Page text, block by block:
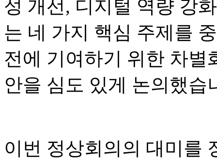
성 개선, 디지털 역량 강
는 네 가지 핵심 주제를
전에 기여하기 위한 차별
안을 심도 있게 논의했습
이번 정상회의의 대미를